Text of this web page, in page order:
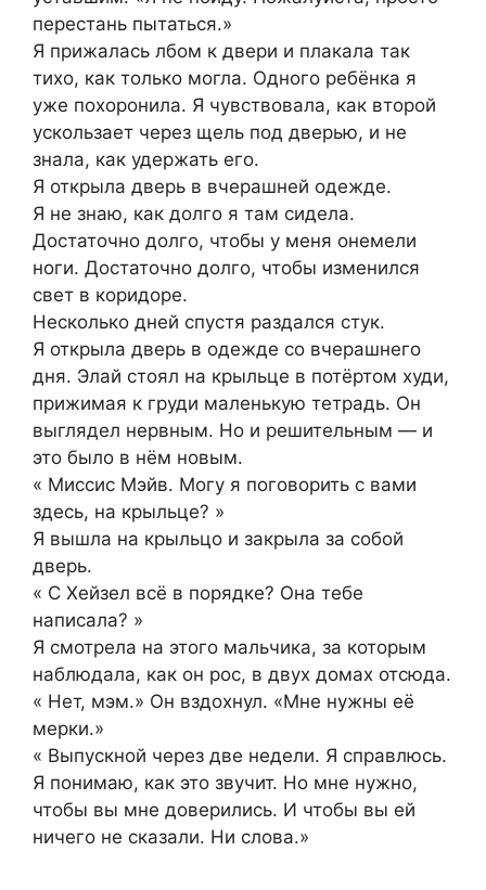
перестань пытаться.»
Я прижалась лбом к двери и плакала так
тихо, как только могла. Одного ребёнка я
уже похоронила. Я чувствовала, как второй
ускользает через щель под дверью, и не
знала, как удержать его.
Я открыла дверь в вчерашней одежде.
Я не знаю, как долго я там сидела.
Достаточно долго, чтобы у меня онемели
ноги. Достаточно долго, чтобы изменился
свет в коридоре.
Несколько дней спустя раздался стук.
Я открыла дверь в одежде со вчерашнего
дня. Элай стоял на крыльце в потёртом худи,
прижимая к груди маленькую тетрадь. Он
выглядел нервным. Но и решительным — и
это было в нём новым.
« Миссис Мэйв. Могу я поговорить с вами
здесь, на крыльце? »
Я вышла на крыльцо и закрыла за собой
дверь.
« С Хейзел всё в порядке? Она тебе
написала? »
Я смотрела на этого мальчика, за которым
наблюдала, как он рос, в двух домах отсюда.
« Нет, мэм.» Он вздохнул. «Мне нужны её
мерки.»
« Выпускной через две недели. Я справлюсь.
Я понимаю, как это звучит. Но мне нужно,
чтобы вы мне доверились. И чтобы вы ей
ничего не сказали. Ни слова.»